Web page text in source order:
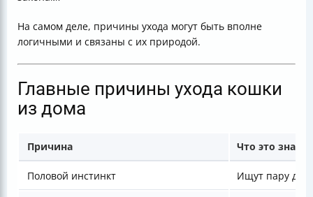
На самом деле, причины ухода могут быть вполне
логичными и связаны с их природой.
Главные причины ухода кошки
из дома
Причина Что это
Половой инстинкт Ищут пару для